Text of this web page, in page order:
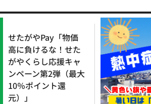
せたがやPay「物価
高に負けるな！せた
がやくらし応援キャ
ンペーン第2弾（最大
10％ポイント還
元）」